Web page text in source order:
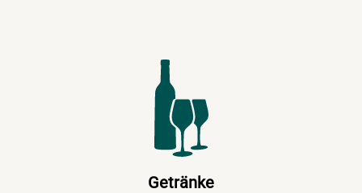
Getränke